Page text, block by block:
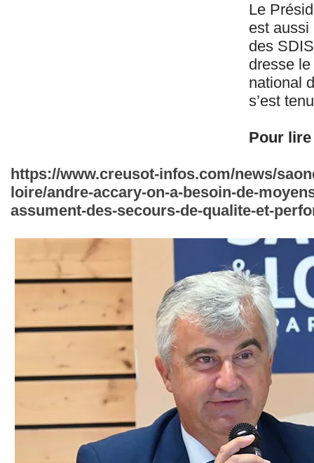
Le
est aussi
des
dresse
national
s’est
Pour
https://www.creusot-infos.com/news/
loire/andre-accary-on-a-besoin-de-
assument-des-secours-de-qualite-et-